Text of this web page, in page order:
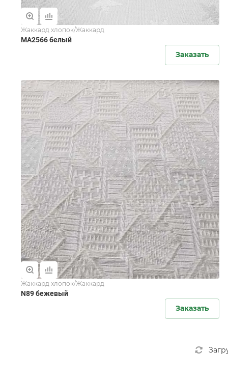
Жаккард хлопок/Жаккард
MA2566 белый
Заказать
Жаккард хлопок/Жаккард
N89 бежевый
Заказать